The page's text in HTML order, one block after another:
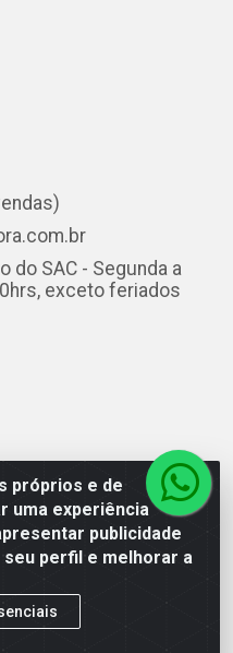
próprios e de
uma experiência
publicidade
perfil e melhorar a
do SAC - Segunda a
exceto feriados
de Góes Monteiro, 7049
- CEP 57061-000 - CNPJ
20